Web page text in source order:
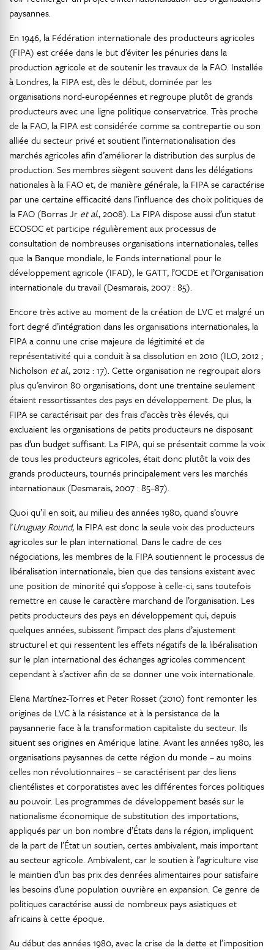
paysannes.
En 1946, la Fédération internationale des producteurs agricoles
(FIPA) est créée dans le but d’éviter les pénuries dans la
production agricole et de soutenir les travaux de la FAO. Installée
à Londres, la FIPA est, dès le début, dominée par les
organisations nord-européennes et regroupe plutôt de grands
producteurs avec une ligne politique conservatrice. Très proche
de la FAO, la FIPA est considérée comme sa contrepartie ou son
alliée du secteur privé et soutient l’internationalisation des
marchés agricoles afin d’améliorer la distribution des surplus de
production. Ses membres siègent souvent dans les délégations
nationales à la FAO et, de manière générale, la FIPA se caractérise
par une certaine efficacité dans l’influence des choix politiques de
la FAO (Borras Jr et al., 2008). La FIPA dispose aussi d’un statut
ECOSOC et participe régulièrement aux processus de
consultation de nombreuses organisations internationales, telles
que la Banque mondiale, le Fonds international pour le
développement agricole (IFAD), le GATT, l’OCDE et l’Organisation
internationale du travail (Desmarais, 2007 : 85).
Encore très active au moment de la création de LVC et malgré un
fort degré d’intégration dans les organisations internationales, la
FIPA a connu une crise majeure de légitimité et de
représentativité qui a conduit à sa dissolution en 2010 (ILO, 2012 ;
Nicholson et al., 2012 : 17). Cette organisation ne regroupait alors
plus qu’environ 80 organisations, dont une trentaine seulement
étaient ressortissantes des pays en développement. De plus, la
FIPA se caractérisait par des frais d’accès très élevés, qui
excluaient les organisations de petits producteurs ne disposant
pas d’un budget suffisant. La FIPA, qui se présentait comme la voix
de tous les producteurs agricoles, était donc plutôt la voix des
grands producteurs, tournés principalement vers les marchés
internationaux (Desmarais, 2007 : 85–87).
Quoi qu’il en soit, au milieu des années 1980, quand s’ouvre
l’Uruguay Round, la FIPA est donc la seule voix des producteurs
agricoles sur le plan international. Dans le cadre de ces
négociations, les membres de la FIPA soutiennent le processus de
libéralisation internationale, bien que des tensions existent avec
une position de minorité qui s’oppose à celle-ci, sans toutefois
remettre en cause le caractère marchand de l’organisation. Les
petits producteurs des pays en développement qui, depuis
quelques années, subissent l’impact des plans d’ajustement
structurel et qui ressentent les effets négatifs de la libéralisation
sur le plan international des échanges agricoles commencent
cependant à s’activer afin de se donner une voix internationale.
Elena Martínez-Torres et Peter Rosset (2010) font remonter les
origines de LVC à la résistance et à la persistance de la
paysannerie face à la transformation capitaliste du secteur. Ils
situent ses origines en Amérique latine. Avant les années 1980, les
organisations paysannes de cette région du monde – au moins
celles non révolutionnaires – se caractérisent par des liens
clientélistes et corporatistes avec les différentes forces politiques
au pouvoir. Les programmes de développement basés sur le
nationalisme économique de substitution des importations,
appliqués par un bon nombre d’États dans la région, impliquent
de la part de l’État un soutien, certes ambivalent, mais important
au secteur agricole. Ambivalent, car le soutien à l’agriculture vise
le maintien d’un bas prix des denrées alimentaires pour satisfaire
les besoins d’une population ouvrière en expansion. Ce genre de
politiques caractérise aussi de nombreux pays asiatiques et
africains à cette époque.
Au début des années 1980, avec la crise de la dette et l’imposition